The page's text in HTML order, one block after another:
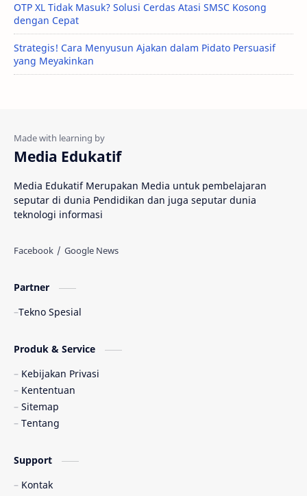
OTP XL Tidak Masuk? Solusi Cerdas Atasi SMSC Kosong
dengan Cepat
Strategis! Cara Menyusun Ajakan dalam Pidato Persuasif
yang Meyakinkan
Media Edukatif
Media Edukatif Merupakan Media untuk pembelajaran
seputar di dunia Pendidikan dan juga seputar dunia
teknologi informasi
Partner
Tekno Spesial
Produk & Service
Kebijakan Privasi
Kententuan
Sitemap
Tentang
Support
Kontak